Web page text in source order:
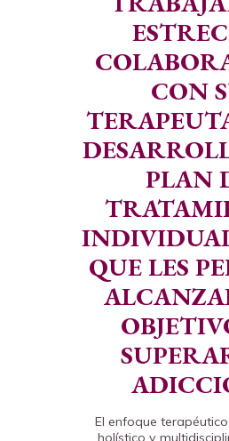
CON
PLAN
QUE LES
El enfoque
holístico y